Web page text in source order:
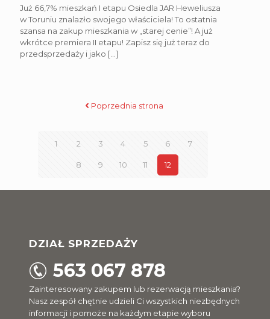
Już 66,7% mieszkań I etapu Osiedla JAR Heweliusza
w Toruniu znalazło swojego właściciela! To ostatnia
szansa na zakup mieszkania w „starej cenie”! A już
wkrótce premiera II etapu! Zapisz się już teraz do
przedsprzedaży i jako […]
Poprzednia strona
1 2 3 4 5 6 7
8 9 10 11 12
DZIAŁ SPRZEDAŻY
563 067 878
Zainteresowany zakupem lub rezerwacją mieszkania?
Nasz zespół chętnie udzieli Ci wszystkich niezbędnych
informacji i pomoże na każdym etapie wyboru